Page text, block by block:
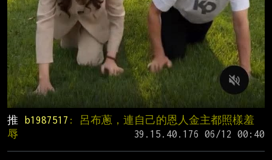
推 b1987517 : 呂布蔥，連自己的恩人金主都照樣羞
辱